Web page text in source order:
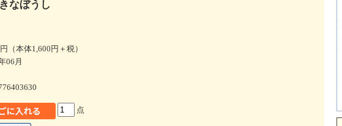
なぼうし
（本体1,600円＋税）
06月
点